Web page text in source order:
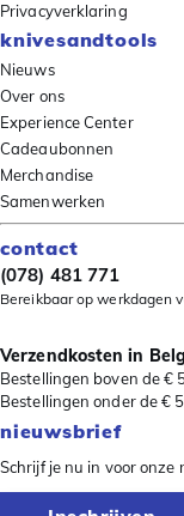
Privacyverklaring
knivesandtools
Nieuws
Over ons
Experience Center
Cadeaubonnen
Merchandise
Samenwerken
contact
(078) 481 771
Bereikbaar op werkdagen
Verzendkosten in
Bestellingen boven de €
Bestellingen onder de €
nieuwsbrief
Schrijf je nu in voor onze